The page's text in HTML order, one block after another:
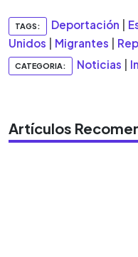
TAGS: Deportación
Unidos
Migrantes
CATEGORIA: Noticias
Artículos